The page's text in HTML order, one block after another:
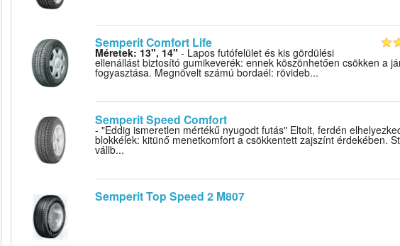
Semperit Comfort Life
Méretek: 13", 14" - Lapos futófelület és kis gördülési
ellenállást biztosító gumikeverék: ennek köszönhetően csökken a
fogyasztása. Megnövelt számú bordaél: rövideb...
Semperit Speed Comfort
- "Eddig ismeretlen mértékű nyugodt futás" Eltolt, ferdén
blokkélek: kitünő menetkomfort a csökkentett zajszínt érdekében.
vállb...
Semperit Top Speed 2 M807